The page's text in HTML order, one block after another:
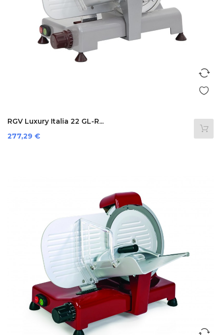
RGV Luxury Italia 22 GL-R...
Prezzo
277,29 €